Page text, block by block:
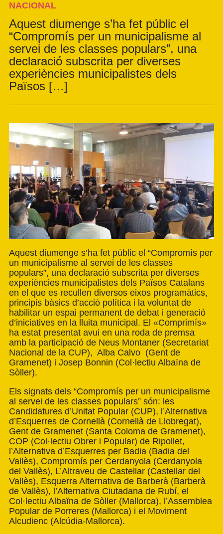
NACIONAL
Aquest diumenge s’ha fet públic el
“Compromís per un municipalisme al
servei de les classes populars”, una
declaració subscrita per diverses
experiències municipalistes dels
Països […]
Aquest diumenge s’ha fet públic el “Compromís per
un municipalisme al servei de les classes
populars”, una declaració subscrita per diverses
experiències municipalistes dels Països Catalans
en el que es recullen diversos eixos programàtics,
principis bàsics d’acció política i la voluntat de
habilitar un espai permanent de debat i generació
d’iniciatives en la lluita municipal. El «Comprimís»
ha estat presentat avui en una roda de premsa
amb la participació de Neus Montaner (Secretariat
Nacional de la CUP), Alba Calvo (Gent de
Gramenet) i Josep Bonnin (Col·lectiu Albaïna de
Sòller).
Els signats dels “Compromís per un municipalisme
al servei de les classes populars” són: les
Candidatures d’Unitat Popular (CUP), l’Alternativa
d’Esquerres de Cornellà (Cornellà de Llobregat),
Gent de Gramenet (Santa Coloma de Gramenet),
COP (Col·lectiu Obrer i Popular) de Ripollet,
l’Alternativa d’Esquerres per Badia (Badia del
Vallès), Compromís per Cerdanyola (Cerdanyola
del Vallès), L’Altraveu de Castellar (Castellar del
Vallès), Esquerra Alternativa de Barberà (Barberà
de Vallès), l’Alternativa Ciutadana de Rubí, el
Col·lectiu Albaïna de Sòller (Mallorca), l’Assemblea
Popular de Porreres (Mallorca) i el Moviment
Alcudienc (Alcúdia-Mallorca).